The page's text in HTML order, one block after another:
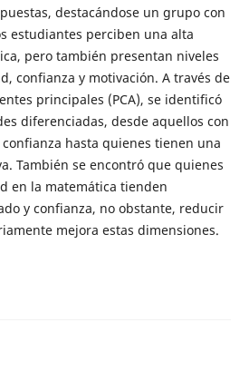
destacándose un grupo con
estudiantes perciben una alta
pero también presentan niveles
confianza y motivación. A través de
principales (PCA), se identificó
diferenciadas, desde aquellos con
hasta quienes tienen una
También se encontró que quienes
en la matemática tienden
y confianza, no obstante, reducir
mejora estas dimensiones.